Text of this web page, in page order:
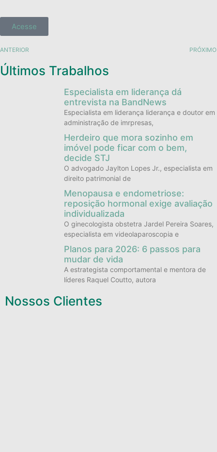
Acesse
ANTERIOR PRÓXIMO
Últimos Trabalhos
Especialista em liderança dá
entrevista na BandNews
Especialista em liderança liderança e doutor em
administração de imrpresas,
Herdeiro que mora sozinho em
imóvel pode ficar com o bem,
decide STJ
O advogado Jaylton Lopes Jr., especialista em
direito patrimonial de
Menopausa e endometriose:
reposição hormonal exige avaliação
individualizada
O ginecologista obstetra Jardel Pereira Soares,
especialista em videolaparoscopia e
Planos para 2026: 6 passos para
mudar de vida
A estrategista comportamental e mentora de
líderes Raquel Coutto, autora
Nossos Clientes